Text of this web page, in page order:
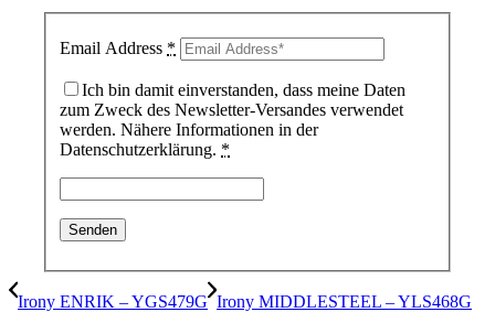
Email Address *
Ich bin damit einverstanden, dass meine Daten
zum Zweck des Newsletter-Versandes verwendet
werden. Nähere Informationen in der
Datenschutzerklärung. *
Irony ENRIK – YGS479G Irony MIDDLESTEEL – YLS468G